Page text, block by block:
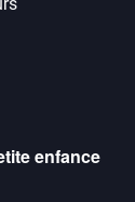
enfance